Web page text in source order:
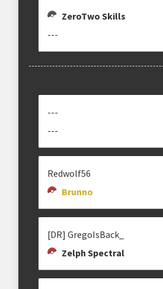
ZeroTwo Skills
---
---
---
Redwolf56
Brunno
[DR] GregoIsBack_
Zelph Spectral